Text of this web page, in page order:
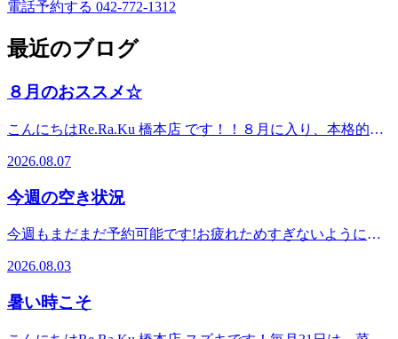
電話予約する 042-772-1312
最近のブログ
８月のおススメ☆
こんにちはRe.Ra.Ku 橋本店 です！！８月に入り、本格的な
か？？？強い日差しや冷房による冷えで、知らず知らずのう
ちに、お身体も疲れをため込んでいませんか？？？ そんな
季節にオススメ☆なのが、【 暑さ吹っ飛ばせ！爽快限定セ
ア ４０分 ・リラク系ボディケア ４０分 ・爽快ヘット
スパ １０分まずは、足裏からほぐし、血行促進。そのあ
【４０分の施術だと「うつ伏せ＋〇〇〇」 ※横向きか仰向
けか、お疲れに合わせて相談します。】ベットでの４０分の
施術で、身体の中の渋滞をさらに解消へと導いてくれること
2026.08.07
今週の空き状況
今週もまだまだ予約可能です!お疲れためすぎないように、
11:00～・8月5日(水) 11:00～・8月6日(木) 12:00～・8月7日
(金) 11:00～・8月8日(土) 11:00～・8月9日(日) 11:00～ 上
記のお時間が空いております!!予約状況はその都度変わる可
2026.08.03
暑い時こそ